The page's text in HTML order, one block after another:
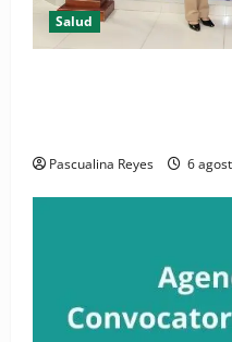
Salud
Pascualina Reyes 6